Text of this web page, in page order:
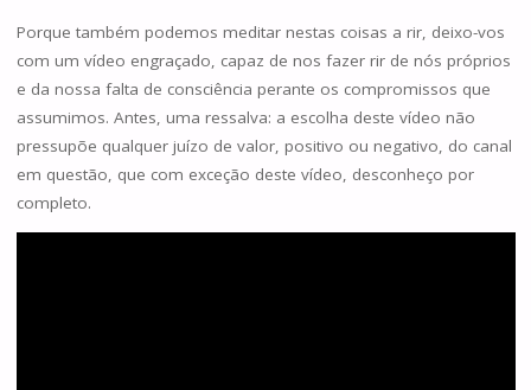
Porque também podemos meditar nestas coisas a rir, deixo-vos
com um vídeo engraçado, capaz de nos fazer rir de nós próprios
e da nossa falta de consciência perante os compromissos que
assumimos. Antes, uma ressalva: a escolha deste vídeo não
pressupõe qualquer juízo de valor, positivo ou negativo, do canal
em questão, que com exceção deste vídeo, desconheço por
completo.